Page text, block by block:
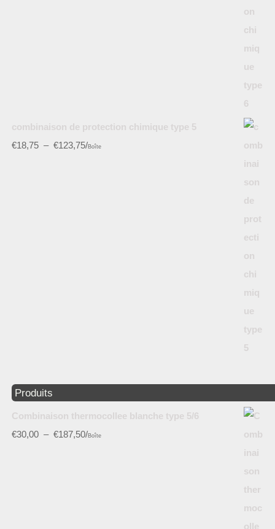
combinaison de protection chimique type 5
€18,75 – €123,75/Boîte
Produits
Combinaison thermocollee blanche type 5/6
€30,00 – €187,50/Boîte